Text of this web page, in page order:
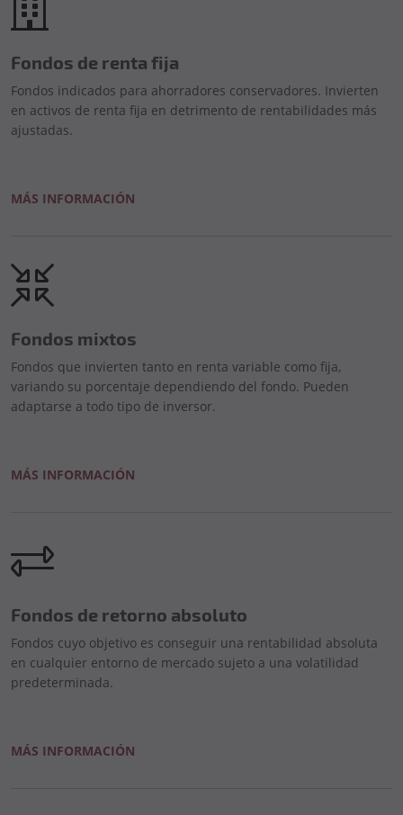
Fondos de renta fija
Fondos indicados para ahorradores conservadores. Invierten
en activos de renta fija en detrimento de rentabilidades más
ajustadas.
MÁS INFORMACIÓN
Fondos mixtos
Fondos que invierten tanto en renta variable como fija,
variando su porcentaje dependiendo del fondo. Pueden
adaptarse a todo tipo de inversor.
MÁS INFORMACIÓN
Fondos de retorno absoluto
Fondos cuyo objetivo es conseguir una rentabilidad absoluta
en cualquier entorno de mercado sujeto a una volatilidad
predeterminada.
MÁS INFORMACIÓN